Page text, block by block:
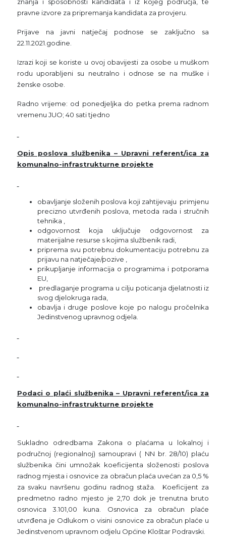
pravne izvore za pripremanja kandidata za provjeru.
Prijave na javni natječaj podnose se zaključno sa
22.11.2021.godine.
Izrazi koji se koriste u ovoj obavijesti za osobe u muškom
rodu uporabljeni su neutralno i odnose se na muške i
ženske osobe.
Radno vrijeme: od ponedjeljka do petka prema radnom
vremenu JUO; 40 sati tjedno
Opis poslova službenika – Upravni referent/ica za
komunalno-infrastrukturne projekte
obavljanje složenih poslova koji zahtijevaju primjenu
precizno utvrđenih poslova, metoda rada i stručnih
tehnika ,
odgovornost koja uključuje odgovornost za
materijalne resurse s kojima službenik radi,
priprema svu potrebnu dokumentaciju potrebnu za
prijavu na natječaje/pozive ,
prikupljanje informacija o programima i potporama
EU,
predlaganje programa u cilju poticanja djelatnosti iz
svog djelokruga rada,
obavlja i druge poslove koje po nalogu pročelnika
Jedinstvenog upravnog odjela.
Podaci o plaći službenika – Upravni referent/ica za
komunalno-infrastrukturne projekte
Sukladno odredbama Zakona o plaćama u lokalnoj i
područnoj (regionalnoj) samoupravi ( NN br. 28/10) plaću
službenika čini umnožak koeficijenta složenosti poslova
radnog mjesta i osnovice za obračun plaća uvećan za 0,5 %
za svaku navršenu godinu radnog staža. Koeficijent za
predmetno radno mjesto je 2,70 dok je trenutna bruto
osnovica 3.101,00 kuna. Osnovica za obračun plaće
utvrđena je Odlukom o visini osnovice za obračun plaće u
Jedinstvenom upravnom odjelu Općine Kloštar Podravski.